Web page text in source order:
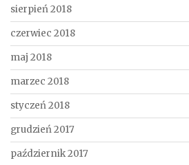
sierpień 2018
czerwiec 2018
maj 2018
marzec 2018
styczeń 2018
grudzień 2017
październik 2017